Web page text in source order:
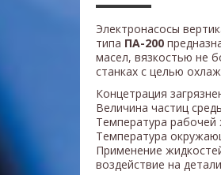
Электронасосы
типа ПА-200
масел, вязкостью не
станках с целью
Концетрация
Величина частиц
Температура
Температура
Применение
воздействие на